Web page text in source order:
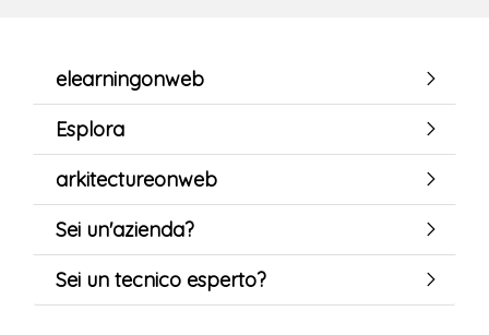
elearningonweb
Esplora
arkitectureonweb
Sei un'azienda?
Sei un tecnico esperto?